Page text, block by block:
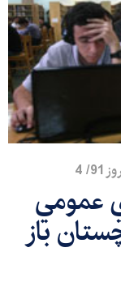
4
عمومي
باز